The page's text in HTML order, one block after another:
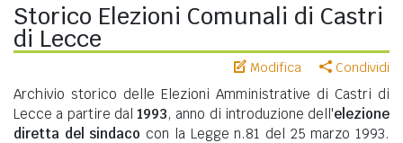
Storico Elezioni Comunali di Castri
di Lecce
Modifica Condividi
Archivio storico delle Elezioni Amministrative di Castri di
Lecce a partire dal 1993, anno di introduzione dell'elezione
diretta del sindaco con la Legge n.81 del 25 marzo 1993.